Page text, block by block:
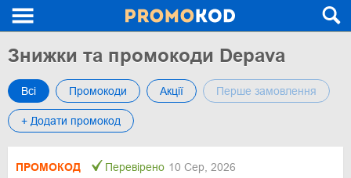
Знижки та промокоди Depava
Всі Промокоди Акції Перше замовлення
+ Додати промокод
ПРОМОКОД Перевірено 10 Сер, 2026